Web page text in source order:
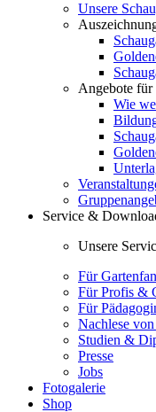
Unsere
Angebote für
Wie
Service &
Unsere
Für
Für Profis &
Für
Nachlese
Studien &
Presse
Jobs
Fotogalerie
Shop